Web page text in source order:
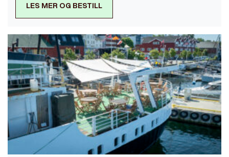
LES MER OG BESTILL